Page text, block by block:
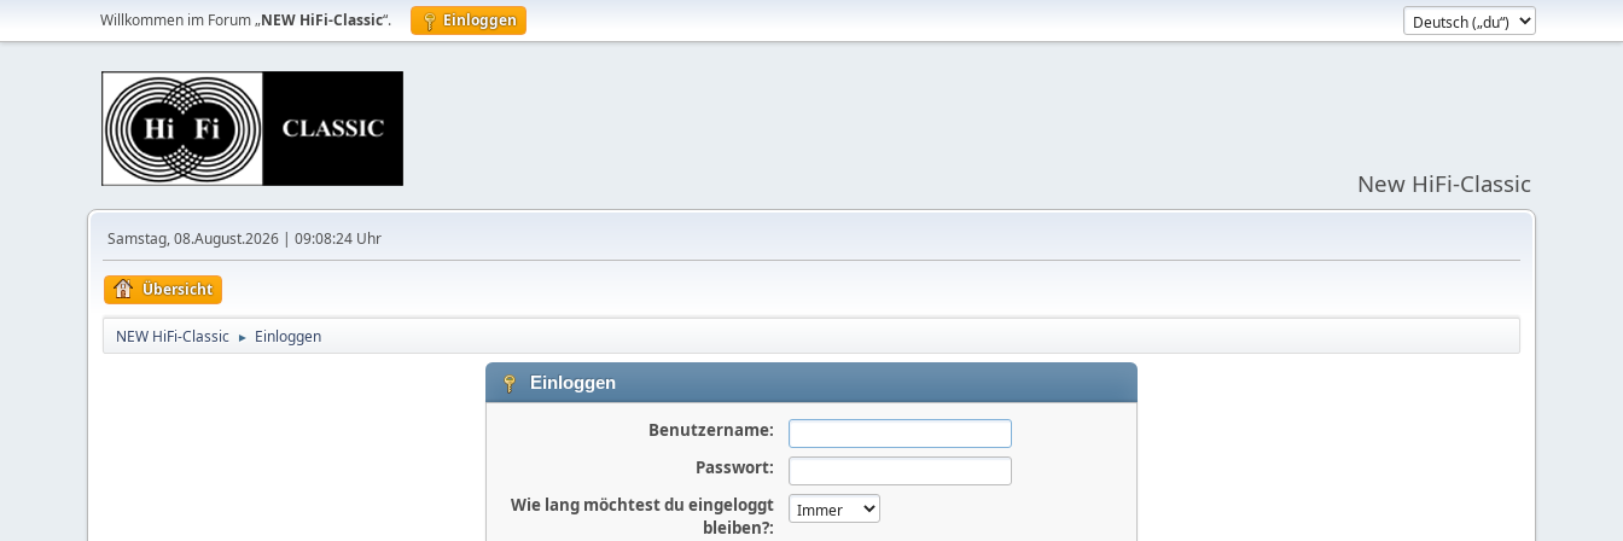
Willkommen im Forum „NEW HiFi-Classic“. Einloggen
New HiFi-Classic
Samstag, 08.August.2026 | 09:08:24 Uhr
Übersicht
NEW HiFi-Classic ► Einloggen
Einloggen
Benutzername:
Passwort:
Wie lang möchtest du eingeloggt
bleiben?: